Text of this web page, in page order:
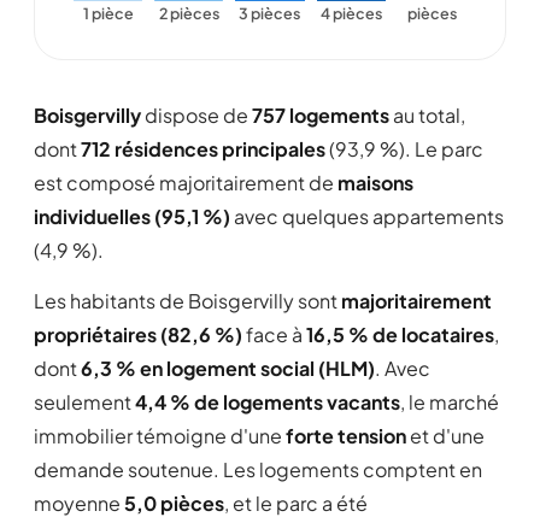
1 pièce
2 pièces 3 pièces 4 pièces
pièces
Boisgervillydispose de757 logementsau total,
dont712 résidences principales(93,9 %). Le parc
est composé majoritairement de maisons
individuelles (95,1 %) avec quelques appartements
(4,9 %).
Les habitants de Boisgervilly sontmajoritairement
propriétaires (82,6 %)face à16,5 % de locataires,
dont6,3 % en logement social (HLM). Avec
seulement4,4 % de logements vacants, le marché
immobilier témoigne d'uneforte tensionet d'une
demande soutenue. Les logements comptent en
moyenne5,0 pièces, et le parc a été